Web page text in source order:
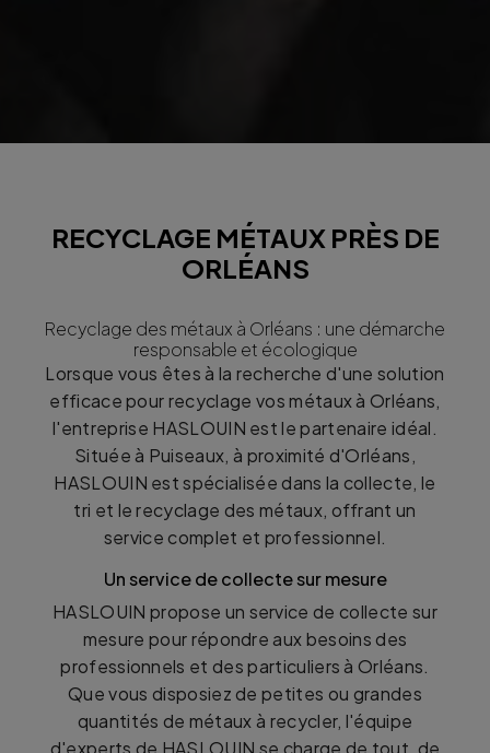
RECYCLAGE MÉTAUX PRÈS DE
ORLÉANS
Recyclage des métaux à Orléans : une démarche
responsable et écologique
Lorsque vous êtes à la recherche d'une solution
efficace pour recyclage vos métaux à Orléans,
l'entreprise HASLOUIN est le partenaire idéal.
Située à Puiseaux, à proximité d'Orléans,
HASLOUIN est spécialisée dans la collecte, le
tri et le recyclage des métaux, offrant un
service complet et professionnel.
Un service de collecte sur mesure
HASLOUIN propose un service de collecte sur
mesure pour répondre aux besoins des
professionnels et des particuliers à Orléans.
Que vous disposiez de petites ou grandes
quantités de métaux à recycler, l'équipe
d'experts de HASLOUIN se charge de tout, de